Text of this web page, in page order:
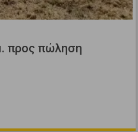
προς πώληση